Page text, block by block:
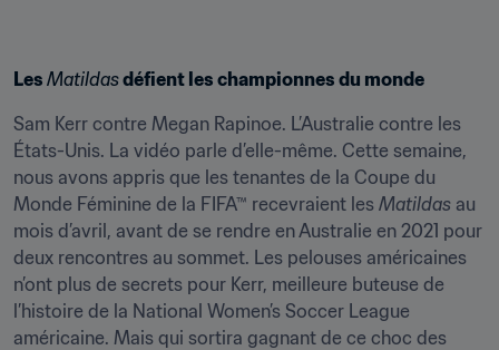
Les Matildas défient les championnes du monde
Sam Kerr contre Megan Rapinoe. L’Australie contre les
États-Unis. La vidéo parle d’elle-même. Cette semaine,
nous avons appris que les tenantes de la Coupe du
Monde Féminine de la FIFA™ recevraient les Matildas au
mois d’avril, avant de se rendre en Australie en 2021 pour
deux rencontres au sommet. Les pelouses américaines
n’ont plus de secrets pour Kerr, meilleure buteuse de
l’histoire de la National Women’s Soccer League
américaine. Mais qui sortira gagnant de ce choc des